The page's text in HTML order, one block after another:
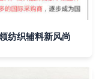
纺织辅料新风尚